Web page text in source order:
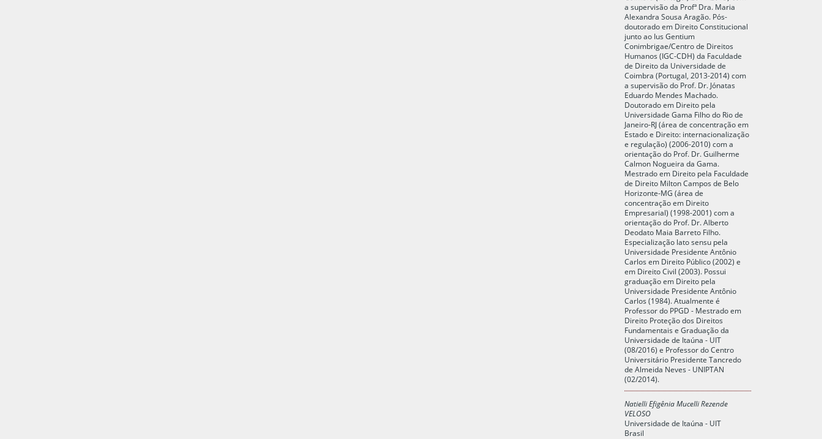
a supervisão da Profª Dra. Maria
Alexandra Sousa Aragão. Pós-
doutorado em Direito Constitucional
junto ao Ius Gentium
Conimbrigae/Centro de Direitos
Humanos (IGC-CDH) da Faculdade
de Direito da Universidade de
Coimbra (Portugal, 2013-2014) com
a supervisão do Prof. Dr. Jónatas
Eduardo Mendes Machado.
Doutorado em Direito pela
Universidade Gama Filho do Rio de
Janeiro-RJ (área de concentração em
Estado e Direito: internacionalização
e regulação) (2006-2010) com a
orientação do Prof. Dr. Guilherme
Calmon Nogueira da Gama.
Mestrado em Direito pela Faculdade
de Direito Milton Campos de Belo
Horizonte-MG (área de
concentração em Direito
Empresarial) (1998-2001) com a
orientação do Prof. Dr. Alberto
Deodato Maia Barreto Filho.
Especialização lato sensu pela
Universidade Presidente Antônio
Carlos em Direito Público (2002) e
em Direito Civil (2003). Possui
graduação em Direito pela
Universidade Presidente Antônio
Carlos (1984). Atualmente é
Professor do PPGD - Mestrado em
Direito Proteção dos Direitos
Fundamentais e Graduação da
Universidade de Itaúna - UIT
(08/2016) e Professor do Centro
Universitário Presidente Tancredo
de Almeida Neves - UNIPTAN
(02/2014).
Natielli Efigênia Mucelli Rezende
VELOSO
Universidade de Itaúna - UIT
Brasil